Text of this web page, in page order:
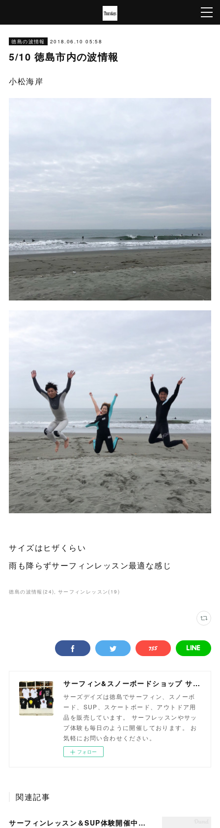
徳島の波情報 2018.06.10 05:58
5/10 徳島市内の波情報
小松海岸
サイズはヒザくらい
雨も降らずサーフィンレッスン最適な感じ
徳島の波情報 (24) サーフィンレッスン( 19 )
サーフィン&スノーボードショップ サーズデイズ徳島
サーズデイズは徳島でサーフィン、スノーボ
ード、SUP、スケートボード、アウトドア用
品を販売しています。 サーフレッスンやサッ
プ体験も毎日のように開催しております。 お
気軽にお問い合わせください。
フォロー
関連記事
サーフィンレッスン＆SUP体験開催中です